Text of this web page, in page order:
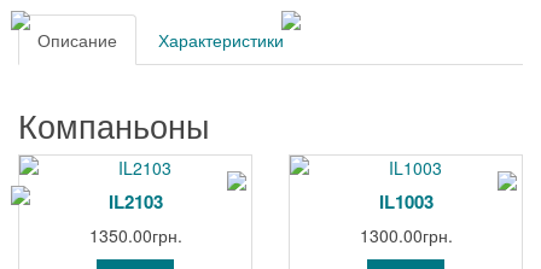
Описание Характеристики
Компаньоны
IL2103
1350.00грн.
IL1003
1300.00грн.